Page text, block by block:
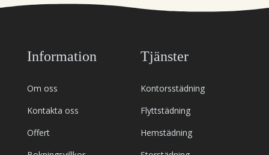
Information
Om oss
Kontakta oss
Offert
Tjänster
Kontorsstädning
Flyttstädning
Hemstädning